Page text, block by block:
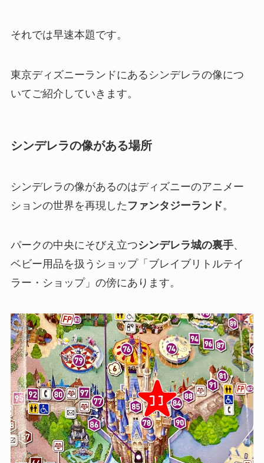
それでは早速本題です。
東京ディズニーランドにあるシンデレラの像につ
いてご紹介していきます。
シンデレラの像がある場所
シンデレラの像があるのはディズニーのアニメー
ションの世界を再現した ファンタジーランド。
パークの中央にそびえ立つシンデレラ城の裏手、
ベビー用品を扱うショップ「ブレイブリトルテイ
ラー・ショップ」の傍にあります。